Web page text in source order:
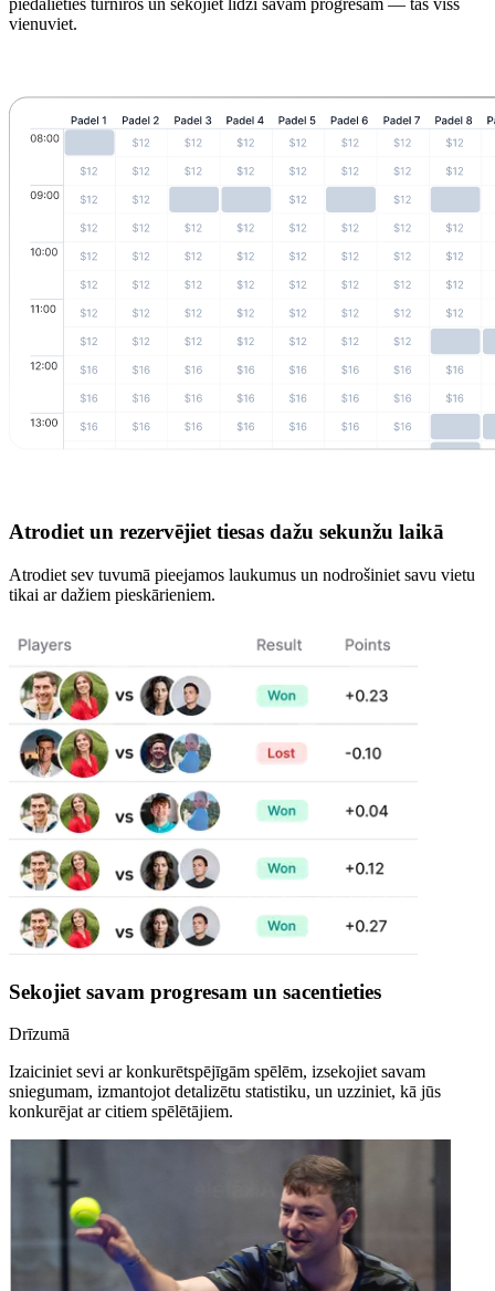
piedalieties turnīros un sekojiet līdzi savam progresam — tas viss
vienuviet.
Atrodiet un rezervējiet tiesas dažu sekunžu laikā
Atrodiet sev tuvumā pieejamos laukumus un nodrošiniet savu vietu
tikai ar dažiem pieskārieniem.
Sekojiet savam progresam un sacentieties
Drīzumā
Izaiciniet sevi ar konkurētspējīgām spēlēm, izsekojiet savam
sniegumam, izmantojot detalizētu statistiku, un uzziniet, kā jūs
konkurējat ar citiem spēlētājiem.